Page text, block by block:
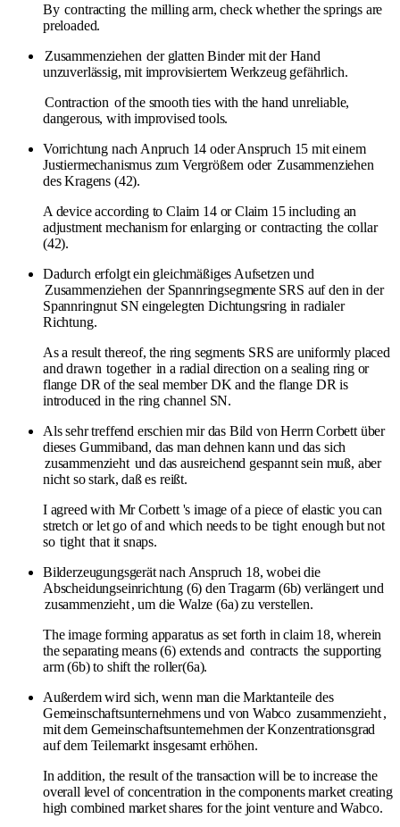
By contracting the milling arm, check whether the springs are
preloaded.
Zusammenziehen der glatten Binder mit der Hand
unzuverlässig, mit improvisiertem Werkzeug gefährlich.
Contraction of the smooth ties with the hand unreliable,
dangerous, with improvised tools.
Vorrichtung nach Anpruch 14 oder Anspruch 15 mit einem
Justiermechanismus zum Vergrößern oder Zusammenziehen
des Kragens (42).
A device according to Claim 14 or Claim 15 including an
adjustment mechanism for enlarging or contracting the collar
(42).
Dadurch erfolgt ein gleichmäßiges Aufsetzen und
Zusammenziehen der Spannringsegmente SRS auf den in der
Spannringnut SN eingelegten Dichtungsring in radialer
Richtung.
As a result thereof, the ring segments SRS are uniformly placed
and drawn together in a radial direction on a sealing ring or
flange DR of the seal member DK and the flange DR is
introduced in the ring channel SN.
Als sehr treffend erschien mir das Bild von Herrn Corbett über
dieses Gummiband, das man dehnen kann und das sich
zusammenzieht und das ausreichend gespannt sein muß, aber
nicht so stark, daß es reißt.
I agreed with Mr Corbett 's image of a piece of elastic you can
stretch or let go of and which needs to be tight enough but not
so tight that it snaps.
Bilderzeugungsgerät nach Anspruch 18, wobei die
Abscheidungseinrichtung (6) den Tragarm (6b) verlängert und
zusammenzieht, um die Walze (6a) zu verstellen.
The image forming apparatus as set forth in claim 18, wherein
the separating means (6) extends and contracts the supporting
arm (6b) to shift the roller(6a).
Außerdem wird sich, wenn man die Marktanteile des
Gemeinschaftsunternehmens und von Wabco zusammenzieht,
mit dem Gemeinschaftsunternehmen der Konzentrationsgrad
auf dem Teilemarkt insgesamt erhöhen.
In addition, the result of the transaction will be to increase the
overall level of concentration in the components market creating
high combined market shares for the joint venture and Wabco.